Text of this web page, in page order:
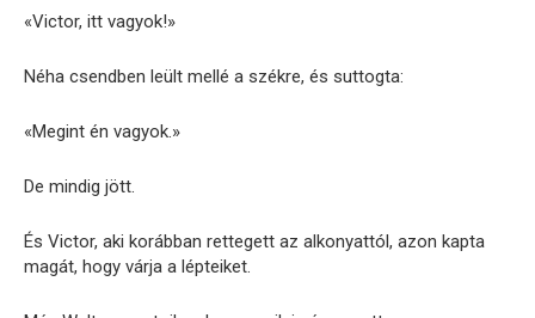
«Victor, itt vagyok!»
Néha csendben leült mellé a székre, és suttogta:
«Megint én vagyok.»
De mindig jött.
És Victor, aki korábban rettegett az alkonyattól, azon kapta
magát, hogy várja a lépteiket.